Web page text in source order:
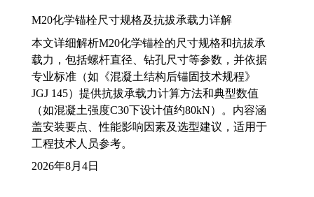
M20化学锚栓尺寸规格及抗拔承载力详解
本文详细解析M20化学锚栓的尺寸规格和抗拔承
载力，包括螺杆直径、钻孔尺寸等参数，并依据
专业标准（如《混凝土结构后锚固技术规程》
JGJ 145）提供抗拔承载力计算方法和典型数值
（如混凝土强度C30下设计值约80kN）。内容涵
盖安装要点、性能影响因素及选型建议，适用于
工程技术人员参考。
2026年8月4日